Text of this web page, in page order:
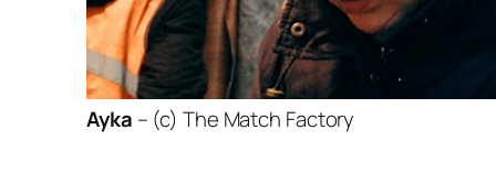
Ayka – (c) The Match Factory